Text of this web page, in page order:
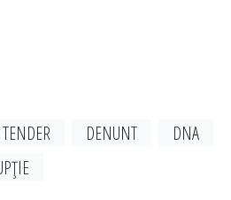
DENUNT
DNA